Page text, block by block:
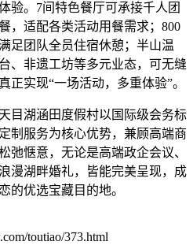
验。7间特色餐厅可承接千人团
，适配各类活动用餐需求；800
足团队全员住宿休憩；半山温
、非遗工坊等多元业态，可无缝
正实现“一场活动，多重体验”。
目湖涵田度假村以国际级会务标
制服务为核心优势，兼顾高端商
弛惬意，无论是高端政企会议、
漫湖畔婚礼，皆能完美呈现，成
的优选宝藏目的地。
toutiao/373.html